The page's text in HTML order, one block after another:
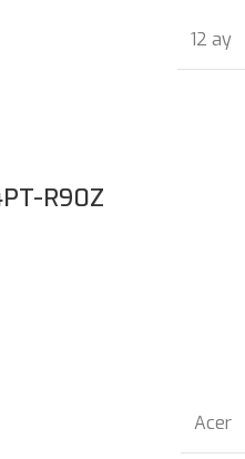
12 ay
R90Z
Acer